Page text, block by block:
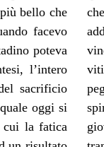
bello che
facevo
poteva
l’intero
sacrificio
oggi si
cui la fatica
senza
siccome il
per la
è il forte
richiede
Per un